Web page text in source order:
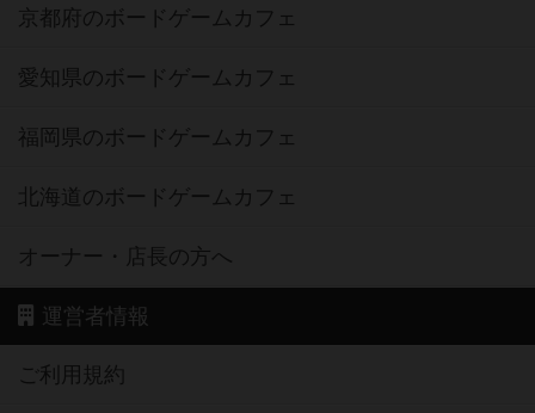
京都府のボードゲームカフェ
愛知県のボードゲームカフェ
福岡県のボードゲームカフェ
北海道のボードゲームカフェ
オーナー・店長の方へ
運営者情報
ご利用規約